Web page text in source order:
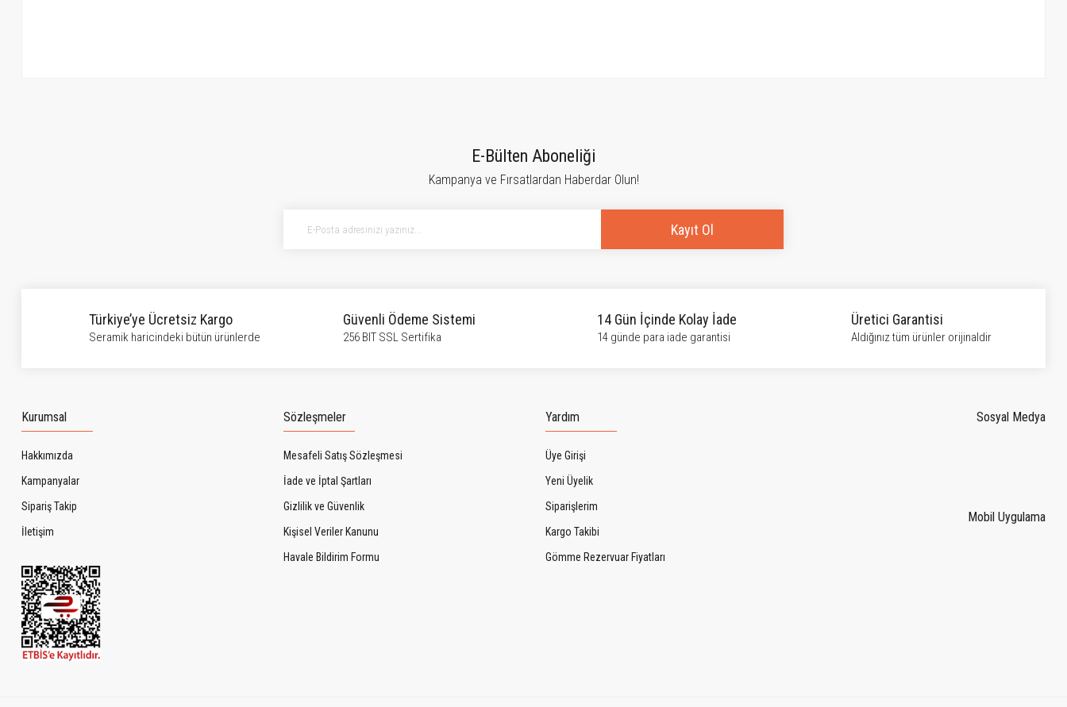
Bu ürüne ilk yorumu siz yapın!
E-Bülten Aboneliği
Kampanya ve Fırsatlardan Haberdar Olun!
Kayıt Ol
Türkiye’ye Ücretsiz Kargo
Seramik haricindeki bütün ürünlerde
Güvenli Ödeme Sistemi
256 BIT SSL Sertifika
14 Gün İçinde Kolay İade
14 günde para iade garantisi
Üretici Garantisi
Aldığınız tüm ürünler orijinaldir
Kurumsal
Hakkımızda
Kampanyalar
Sipariş Takip
İletişim
Sözleşmeler
Mesafeli Satış Sözleşmesi
İade ve İptal Şartları
Gizlilik ve Güvenlik
Kişisel Veriler Kanunu
Havale Bildirim Formu
Yardım
Üye Girişi
Yeni Üyelik
Siparişlerim
Kargo Takibi
Gömme Rezervuar Fiyatları
Sosyal Medya
Mobil Uygulama